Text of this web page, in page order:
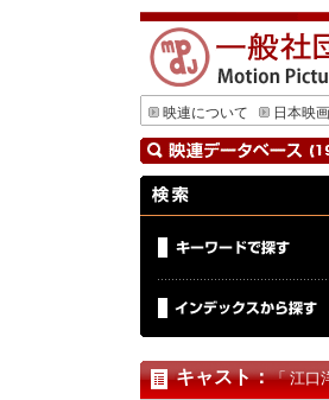
映連について 日本映
キャスト：「 江口